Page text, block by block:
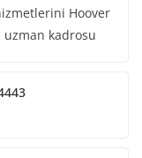
Hoover
uzman kadrosu